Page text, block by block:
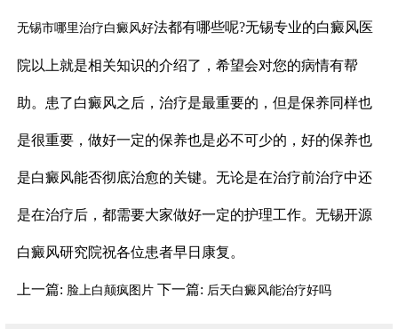
无锡市哪里治疗白癜风好法都有哪些呢?无锡专业的白癜风医
院以上就是相关知识的介绍了，希望会对您的病情有帮
助。患了白癜风之后，治疗是最重要的，但是保养同样也
是很重要，做好一定的保养也是必不可少的，好的保养也
是白癜风能否彻底治愈的关键。无论是在治疗前治疗中还
是在治疗后，都需要大家做好一定的护理工作。无锡开源
白癜风研究院祝各位患者早日康复。
上一篇: 脸上白颠疯图片 下一篇: 后天白癜风能治疗好吗